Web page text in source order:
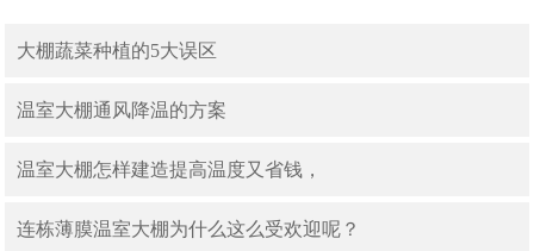
大棚蔬菜种植的5大误区
温室大棚通风降温的方案
温室大棚怎样建造提高温度又省钱，
连栋薄膜温室大棚为什么这么受欢迎呢？